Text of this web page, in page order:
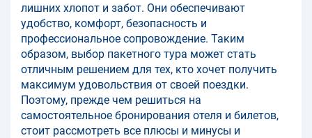
лишних хлопот и забот. Они обеспечивают
удобство, комфорт, безопасность и
профессиональное сопровождение. Таким
образом, выбор пакетного тура может стать
отличным решением для тех, кто хочет получить
максимум удовольствия от своей поездки.
Поэтому, прежде чем решиться на
самостоятельное бронирования отеля и билетов,
стоит рассмотреть все плюсы и минусы и